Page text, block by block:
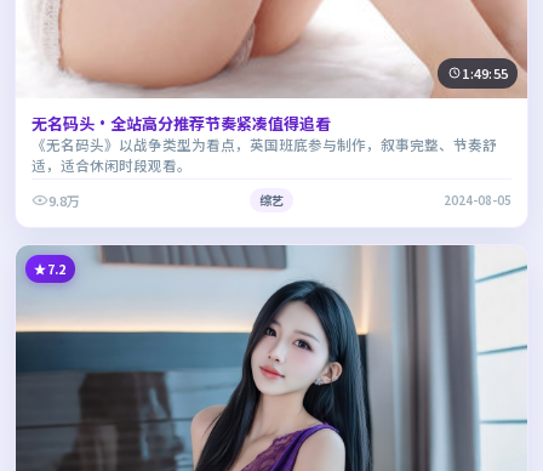
1:49:55
无名码头·全站高分推荐节奏紧凑值得追看
《无名码头》以战争类型为看点，英国班底参与制作，叙事完整、节奏舒
适，适合休闲时段观看。
9.8万
综艺 2024-08-05
7.2